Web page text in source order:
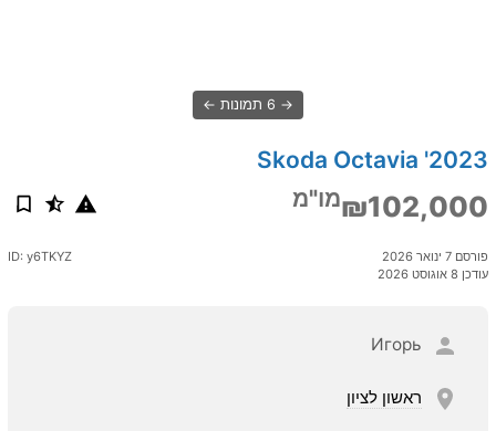
6 תמונות
2023' Skoda Octavia
₪102,000מו"מ
פורסם 7 ינואר 2026
עודכן 8 אוגוסט 2026
ID: y6TKYZ
Игорь
ראשון לציון